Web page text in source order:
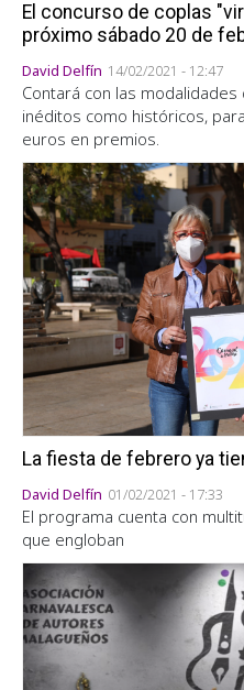
El concurso de coplas
próximo sábado 20 de
David Delfín 14/02/2021 - 12:47
Contará con las
inéditos como históricos,
euros en premios.
La fiesta de febrero ya
David Delfín 01/02/2021 - 17:33
El programa cuenta con
que engloban